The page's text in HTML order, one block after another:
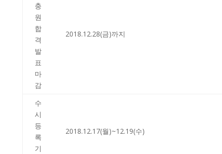
충
원
합
격
발
표
마
감
2018.12.28(금)까지
수
시
등
록
기
2018.12.17(월)~12.19(수)